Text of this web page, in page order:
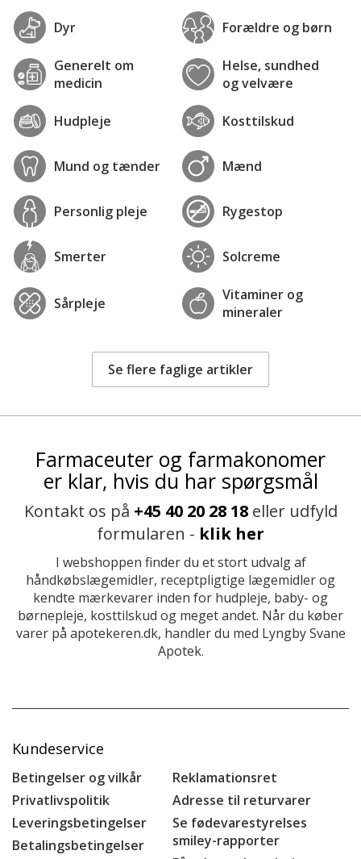
Dyr Forældre og børn
Generelt om
medicin
Helse, sundhed
og velvære
Hudpleje Kosttilskud
Mund og tænder Mænd
Personlig pleje Rygestop
Smerter Solcreme
Sårpleje
Vitaminer og
mineraler
Se flere faglige artikler
Farmaceuter og farmakonomer
er klar, hvis du har spørgsmål
Kontakt os på +45 40 20 28 18eller udfyld
formularen - klik her
I webshoppen finder du et stort udvalg af
håndkøbslægemidler, receptpligtige lægemidler og
kendte mærkevarer inden for hudpleje, baby- og
børnepleje, kosttilskud og meget andet. Når du køber
varer på apotekeren.dk, handler du med Lyngby Svane
Apotek.
Kundeservice
Betingelser og vilkår
Privatlivspolitik
Leveringsbetingelser
Betalingsbetingelser
Reklamationsret
Adresse til returvarer
Se fødevarestyrelses
smiley-rapporter